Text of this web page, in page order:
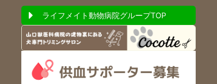
ライフメイト動物病院グループTOP